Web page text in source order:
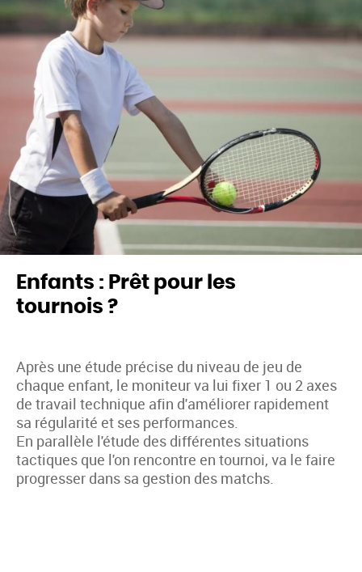
Enfants : Prêt pour les
tournois ?
Après une étude précise du niveau de jeu de
chaque enfant, le moniteur va lui fixer 1 ou 2 axes
de travail technique afin d'améliorer rapidement
sa régularité et ses performances.
En parallèle l'étude des différentes situations
tactiques que l'on rencontre en tournoi, va le faire
progresser dans sa gestion des matchs.